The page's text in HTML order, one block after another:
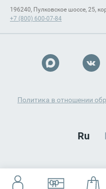
196240, Пулковское шоссе, 25,
+7 (800) 600-07-84
Политика в отношении
Ru